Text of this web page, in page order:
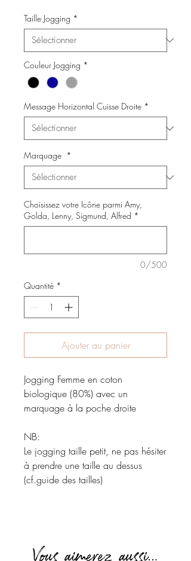
Taille Jogging *
Couleur Jogging *
Message Horizontal Cuisse Droite *
Marquage *
Choisissez votre Icône parmi Amy,
Golda, Lenny, Sigmund, Alfred *
0/500
Quantité *
Ajouter au panier
Jogging Femme en coton
biologique (80%) avec un
marquage à la poche droite
NB:
Le jogging taille petit, ne pas hésiter
à prendre une taille au dessus
(cf.guide des tailles)